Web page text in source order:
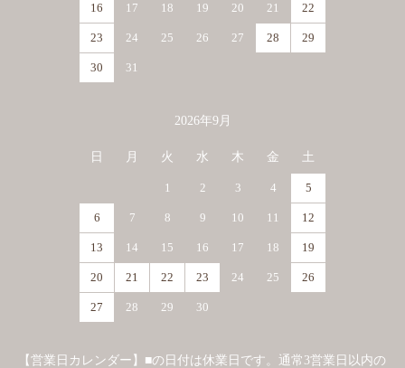
16 17 18 19 20 21 22
23 24 25 26 27 28 29
30 31
2026年9月
日 月 火 水 木 金 土
1 2 3 4 5
6 7 8 9 10 11 12
13 14 15 16 17 18 19
20 21 22 23 24 25 26
27 28 29 30
【営業日カレンダー】■の日付は休業日です。通常3営業日以内の